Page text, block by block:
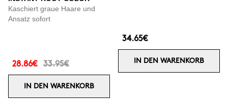
Kaschiert graue Haare und
Ansatz sofort
28.86€ 33.95€
IN DEN WARENKORB
34.65€
IN DEN WARENKORB